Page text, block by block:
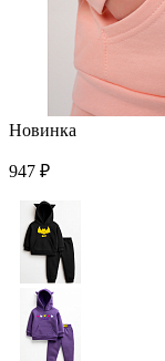
Новинка
947 ₽